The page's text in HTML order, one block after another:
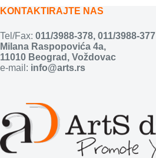
KONTAKTIRAJTE NAS
Tel/Fax: 011/3988-378, 011/3988-377
Milana Raspopovića 4a,
11010 Beograd, Voždovac
e-mail: info@arts.rs